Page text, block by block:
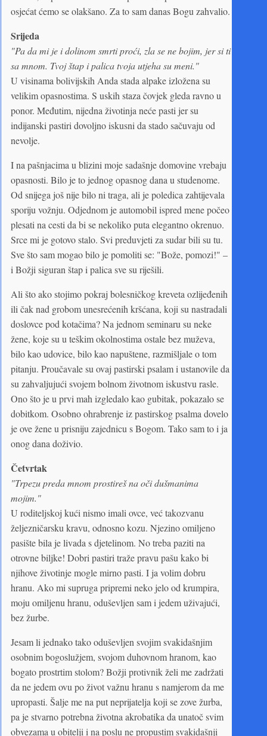
osjećat ćemo se olakšano. Za to sam danas Bogu zahvalio.
Srijeda
"Pa da mi je i dolinom smrti proći, zla se ne bojim, jer si ti
sa mnom. Tvoj štap i palica tvoja utjeha su meni."
U visinama bolivijskih Anda stada alpake izložena su
velikim opasnostima. S uskih staza čovjek gleda ravno u
ponor. Međutim, nijedna životinja neće pasti jer su
indijanski pastiri dovoljno iskusni da stado sačuvaju od
nevolje.
I na pašnjacima u blizini moje sadašnje domovine vrebaju
opasnosti. Bilo je to jednog opasnog dana u studenome.
Od snijega još nije bilo ni traga, ali je poledica zahtijevala
sporiju vožnju. Odjednom je automobil ispred mene počeo
plesati na cesti da bi se nekoliko puta elegantno okrenuo.
Srce mi je gotovo stalo. Svi preduvjeti za sudar bili su tu.
Sve što sam mogao bilo je pomoliti se: "Bože, pomozi!" –
i Božji siguran štap i palica sve su riješili.
Ali što ako stojimo pokraj bolesničkog kreveta ozlijeđenih
ili čak nad grobom unesrećenih kršćana, koji su nastradali
doslovce pod kotačima? Na jednom seminaru su neke
žene, koje su u teškim okolnostima ostale bez muževa,
bilo kao udovice, bilo kao napuštene, razmišljale o tom
pitanju. Proučavale su ovaj pastirski psalam i ustanovile da
su zahvaljujući svojem bolnom životnom iskustvu rasle.
Ono što je u prvi mah izgledalo kao gubitak, pokazalo se
dobitkom. Osobno ohrabrenje iz pastirskog psalma dovelo
je ove žene u prisniju zajednicu s Bogom. Tako sam to i ja
onog dana doživio.
Četvrtak
"Trpezu preda mnom prostireš na oči dušmanima
mojim."
U roditeljskoj kući nismo imali ovce, već takozvanu
željezničarsku kravu, odnosno kozu. Njezino omiljeno
pasište bila je livada s djetelinom. No treba paziti na
otrovne biljke! Dobri pastiri traže pravu pašu kako bi
njihove životinje mogle mirno pasti. I ja volim dobru
hranu. Ako mi supruga pripremi neko jelo od krumpira,
moju omiljenu hranu, oduševljen sam i jedem uživajući,
bez žurbe.
Jesam li jednako tako oduševljen svojim svakidašnjim
osobnim bogoslužjem, svojom duhovnom hranom, kao
bogato prostrtim stolom? Božji protivnik želi me zadržati
da ne jedem ovu po život važnu hranu s namjerom da me
upropasti. Šalje me na put neprijatelja koji se zove žurba,
pa je stvarno potrebna životna akrobatika da unatoč svim
obvezama u obitelji i na poslu ne propustim svakidašnji